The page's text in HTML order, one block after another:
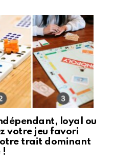
loyal ou
votre jeu favori
trait dominant
!